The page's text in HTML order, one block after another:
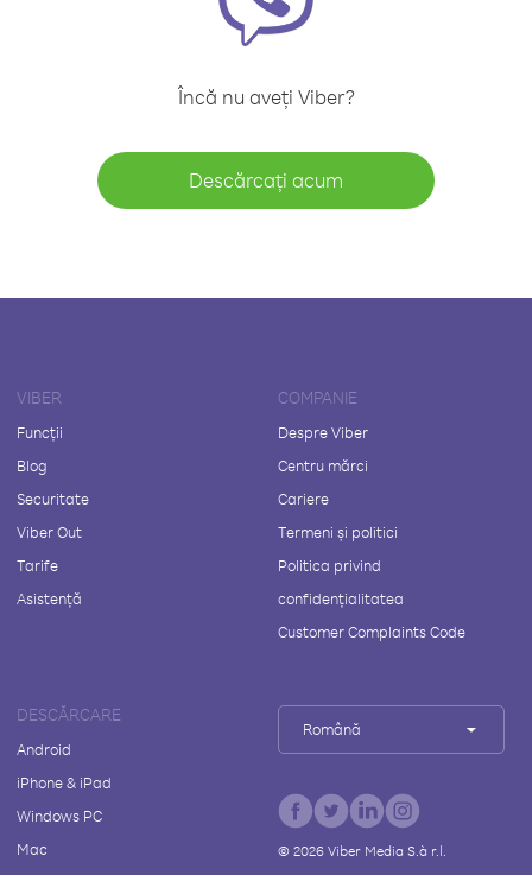
Încă nu aveți Viber?
Descărcați acum
VIBER
Funcții
Blog
Securitate
Viber Out
Tarife
Asistență
COMPANIE
Despre Viber
Centru mărci
Cariere
Termeni și politici
Politica privind
confidențialitatea
Customer Complaints Code
DESCĂRCARE
Android
iPhone & iPad
Windows PC
Mac
Română
© 2026Viber Media S.à r.l.